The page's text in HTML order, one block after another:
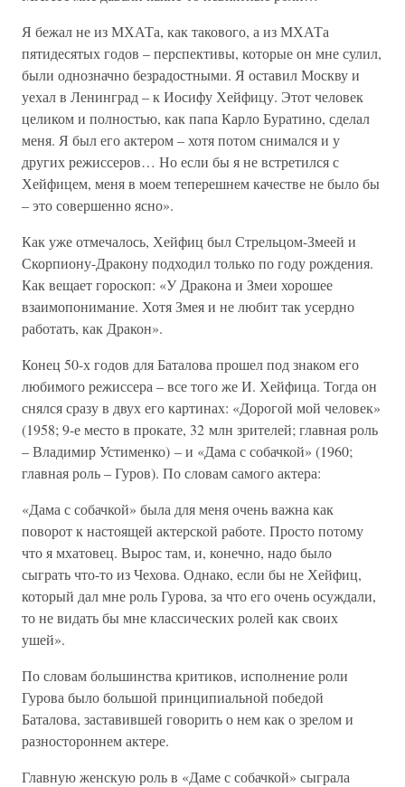
Я бежал не из МХАТа, как такового, а из МХАТа
пятидесятых годов – перспективы, которые он мне сулил,
были однозначно безрадостными. Я оставил Москву и
уехал в Ленинград – к Иосифу Хейфицу. Этот человек
целиком и полностью, как папа Карло Буратино, сделал
меня. Я был его актером – хотя потом снимался и у
других режиссеров… Но если бы я не встретился с
Хейфицем, меня в моем теперешнем качестве не было бы
– это совершенно ясно».
Как уже отмечалось, Хейфиц был Стрельцом-Змеей и
Скорпиону-Дракону подходил только по году рождения.
Как вещает гороскоп: «У Дракона и Змеи хорошее
взаимопонимание. Хотя Змея и не любит так усердно
работать, как Дракон».
Конец 50-х годов для Баталова прошел под знаком его
любимого режиссера – все того же И. Хейфица. Тогда он
снялся сразу в двух его картинах: «Дорогой мой человек»
(1958; 9-е место в прокате, 32 млн зрителей; главная роль
– Владимир Устименко) – и «Дама с собачкой» (1960;
главная роль – Гуров). По словам самого актера:
«Дама с собачкой» была для меня очень важна как
поворот к настоящей актерской работе. Просто потому
что я мхатовец. Вырос там, и, конечно, надо было
сыграть что-то из Чехова. Однако, если бы не Хейфиц,
который дал мне роль Гурова, за что его очень осуждали,
то не видать бы мне классических ролей как своих
ушей».
По словам большинства критиков, исполнение роли
Гурова было большой принципиальной победой
Баталова, заставившей говорить о нем как о зрелом и
разностороннем актере.
Главную женскую роль в «Даме с собачкой» сыграла